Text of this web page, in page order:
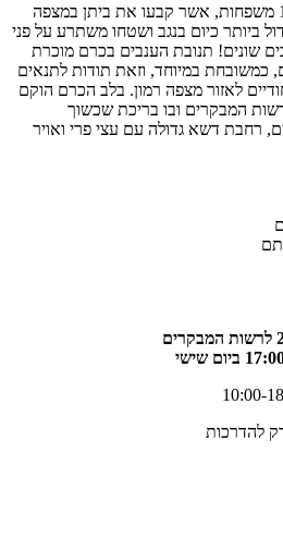
בואו להכיר את המיזם של כ 15 משפחות, אשר קבעו את ביתן במצפה
ביותר כיום בנגב ושטחו משתרע על פני
עם 14 זני ענבים שונים! תנובת הענבים בכרם מוכרת
כמשובחת במיוחד, וזאת תודות לתנאים
לאזור מצפה רמון. בלב הכרם הוקם
המבקרים ובו בריכת שכשוך
רחבת דשא גדולה עם עצי פרי ואויר
ביום שישי
להדרכות